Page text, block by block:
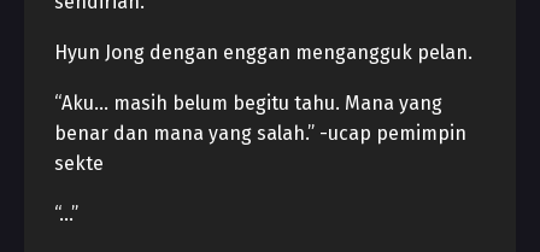
Hyun Jong dengan enggan mengangguk pelan.
“Aku… masih belum begitu tahu. Mana yang
benar dan mana yang salah.” -ucap pemimpin
sekte
“…”